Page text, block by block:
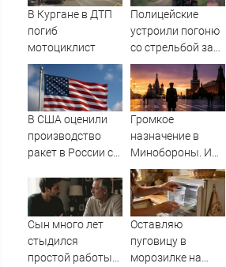
фактов, новые
В Кургане в ДТП
погиб
мотоциклист
Полицейские
устроили погоню
со стрельбой за
пьяным
водителем
трактора
В США оценили
производство
ракет в России с
"Пэтриотов"
Громкое
назначение в
Минобороны. И
плохая новость
для ВСУ: Этот
генерал уже
дошёл до Киева. И
Сын много лет
стыдился
простой работы
Оставляю
пуговицу в
морозилке на